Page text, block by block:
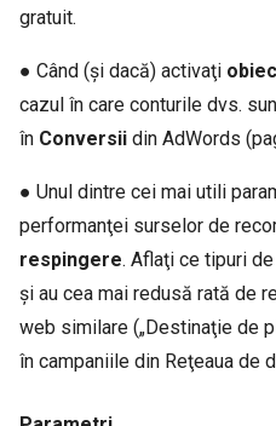
gratuit.
● Când (şi dacă) activaţi
cazul în care conturile dvs.
în Conversii din AdWords
● Unul dintre cei mai utili
performanţei surselor de
respingere. Aflaţi ce tipuri
şi au cea mai redusă rată de
web similare („Destinaţie de
în campaniile din Reţeaua de